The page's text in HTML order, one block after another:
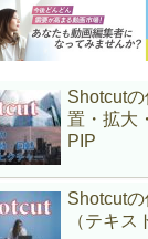
Shotcut
置・拡大
PIP
Shotcut
（テキス